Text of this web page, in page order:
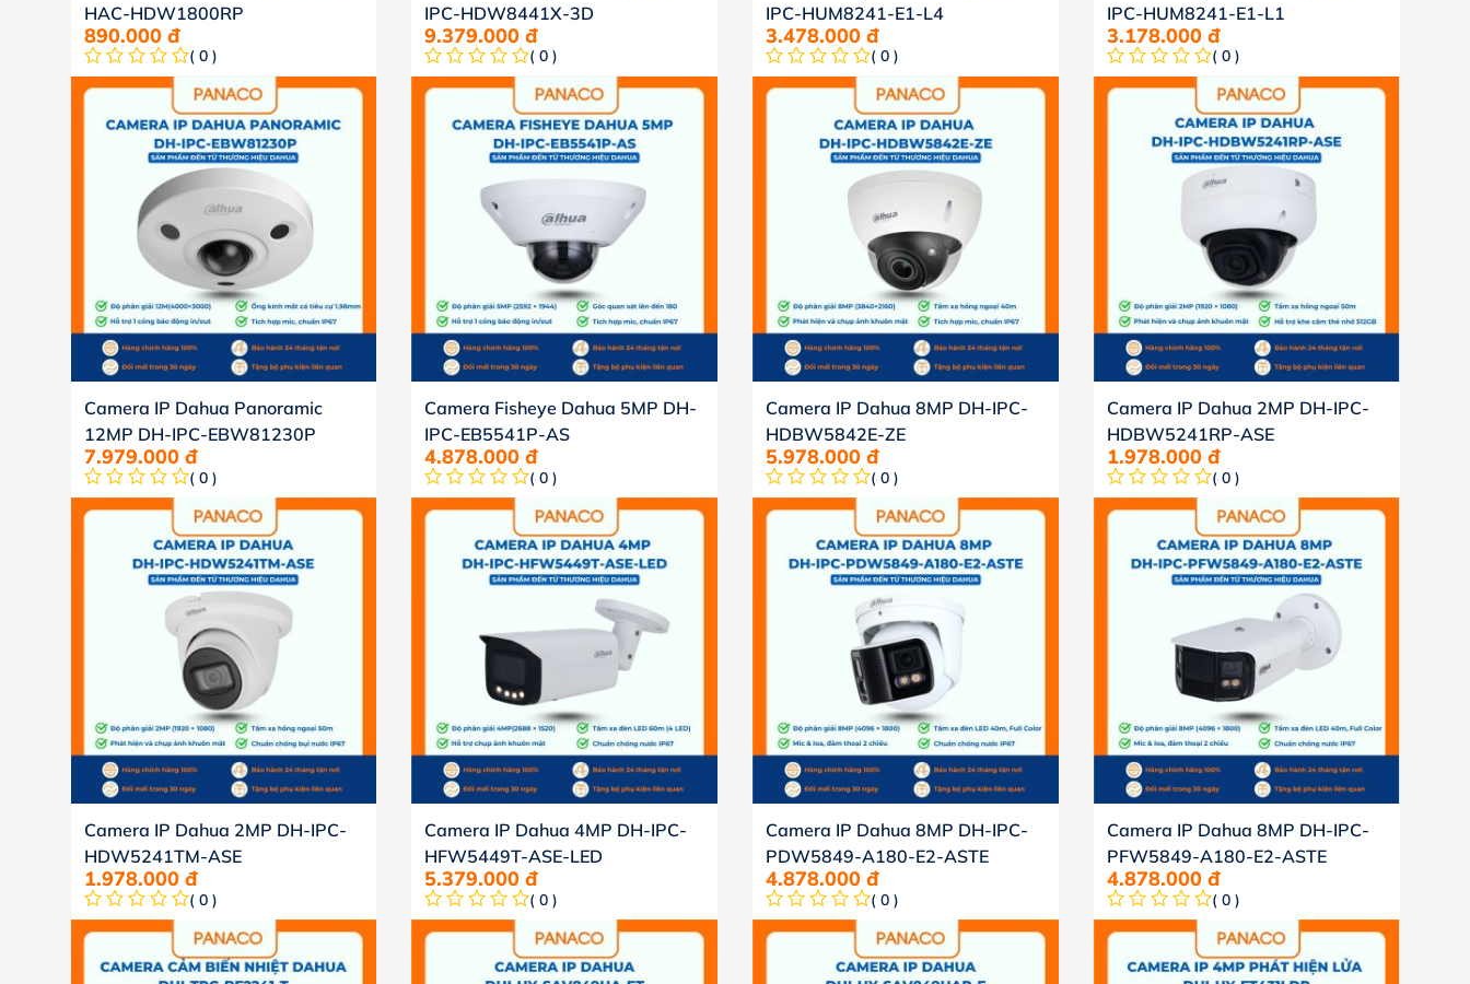
HAC-HDW1800RP
890.000 đ
( 0 )
IPC-HDW8441X-3D
9.379.000đ
( 0 )
IPC-HUM8241-E1-L4
3.478.000 đ
( 0 )
IPC-HUM8241-E1-L1
3.178.000 đ
( 0 )
Camera IP Dahua Panoramic
12MP DH-IPC-EBW81230P
7.979.000 đ
( 0 )
Camera Fisheye Dahua 5MP DH-
IPC-EB5541P-AS
4.878.000đ
( 0 )
Camera IP Dahua 8MP DH-IPC-
HDBW5842E-ZE
5.978.000 đ
( 0 )
Camera IP Dahua 2MP DH-IPC-
HDBW5241RP-ASE
1.978.000 đ
( 0 )
Camera IP Dahua 2MP DH-IPC-
HDW5241TM-ASE
1.978.000 đ
( 0 )
Camera IP Dahua 4MP DH-IPC-
HFW5449T-ASE-LED
5.379.000đ
( 0 )
Camera IP Dahua 8MP DH-IPC-
PDW5849-A180-E2-ASTE
4.878.000 đ
( 0 )
Camera IP Dahua 8MP DH-IPC-
PFW5849-A180-E2-ASTE
4.878.000 đ
( 0 )